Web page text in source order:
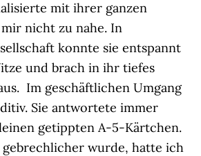
mit ihrer ganzen
nicht zu nahe. In
konnte sie entspannt
und brach in ihr tiefes
Im geschäftlichen Umgang
Sie antwortete immer
getippten A-5-Kärtchen.
gebrechlicher wurde, hatte ich